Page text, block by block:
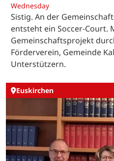
Wednesday
Sistig. An der
entsteht ein Soccer-Court.
Gemeinschaftsprojekt
Förderverein, Gemeinde
Unterstützern.
Euskirchen